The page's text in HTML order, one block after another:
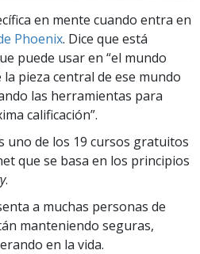
en mente cuando entra en
Phoenix. Dice que está
puede usar en “el mundo
la pieza central de ese mundo
las herramientas para
calificación”.
uno de los 19 cursos gratuitos
que se basa en los principios
.
a muchas personas de
manteniendo seguras,
en la vida.